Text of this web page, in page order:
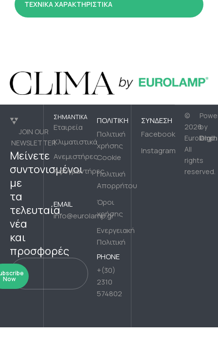
ΤΕΧΝΙΚΑ ΧΑΡΑΚΤΗΡΙΣΤΙΚΑ
JOIN OUR
NEWSLETTER
Μείνετε
συντονισμένοι
με
τα
τελευταία
νέα
και
προσφορές
Now
ΣΗΜΑΝΤΙΚΆ
Εταιρεία
Κλιματιστικά
Ανεμιστήρες
Αφυγραντήρες
EMAIL
info@eurolamp.gr
ΠΟΛΙΤΙΚΉ
Πολιτική
χρήσης
Cookie
Πολιτική
Απορρήτου
Όροι
χρήσης
Ενεργειακή
Πολιτική
PHONE
+(30)
2310
574802
ΣΎΝΔΕΣΗ
Facebook
Instagram
©
2026
Eurolamp.
All
rights
reserved.
by